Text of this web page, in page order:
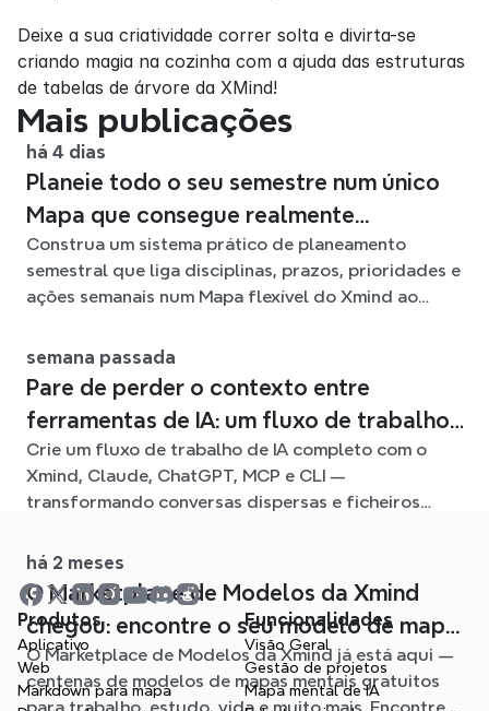
Deixe a sua criatividade correr solta e divirta-se
criando magia na cozinha com a ajuda das estruturas
de tabelas de árvore da XMind!
Mais publicações
há 4 dias
Planeie todo o seu semestre num único
Mapa que consegue realmente
acompanhar
Construa um sistema prático de planeamento
semestral que liga disciplinas, prazos, prioridades e
ações semanais num Mapa flexível do Xmind ao
semana passada
Pare de perder o contexto entre
ferramentas de IA: um fluxo de trabalho
ligado com o Xmind
Crie um fluxo de trabalho de IA completo com o
Xmind, Claude, ChatGPT, MCP e CLI —
transformando conversas dispersas e ficheiros
há 2 meses
O Marketplace de Modelos da Xmind
chegou: encontre o seu modelo de mapa
mental para qualquer situação
O Marketplace de Modelos da Xmind já está aqui —
centenas de modelos de mapas mentais gratuitos
Produtos
Aplicativo
Web
Markdown para mapa
Funcionalidades
Visão Geral
Gestão de projetos
Mapa mental de IA